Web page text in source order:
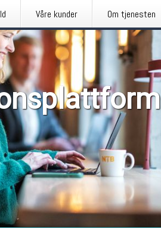
Våre kunder Om tjenesten